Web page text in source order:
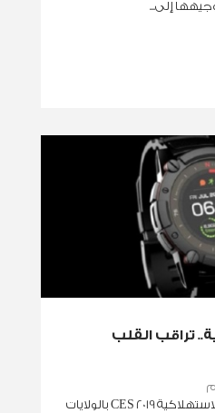
إلى...
تراقب القلب
شهد معرض الإلكترونيات الاستهلاكية CES 2019 بالولايات